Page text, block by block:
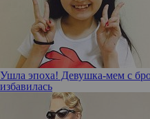
Ушла эпоха! Девушка-мем с
избавилась